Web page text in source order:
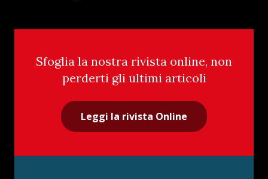
Sfoglia la nostra rivista online, non
perderti gli ultimi articoli
Leggi la rivista Online